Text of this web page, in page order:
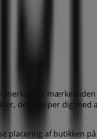
anerkendte mærke inden
der hjælper dig med
placering af butikken på